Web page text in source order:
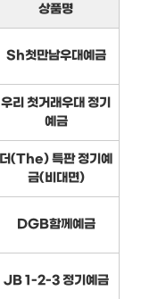
상품명
Sh첫만남우대예금
우리 첫거래우대 정기
예금
더(The) 특판 정기예
금(비대면)
DGB함께예금
JB 1-2-3 정기예금